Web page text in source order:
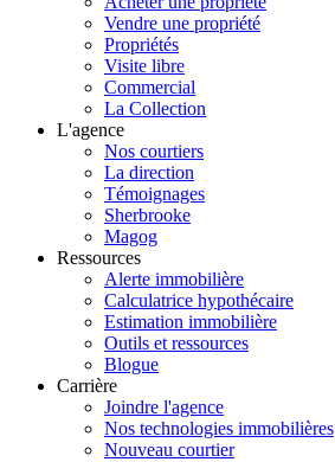
Vendre une propriété
Propriétés
Visite libre
Commercial
La Collection
L'agence
Nos courtiers
La direction
Témoignages
Sherbrooke
Magog
Ressources
Alerte immobilière
Calculatrice hypothécaire
Estimation immobilière
Outils et ressources
Blogue
Carrière
Joindre l'agence
Nos technologies immobilières
Nouveau courtier